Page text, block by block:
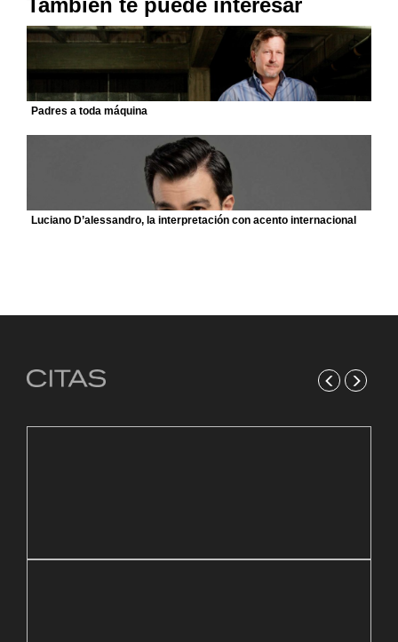
También te puede interesar
Padres a toda máquina
Luciano D’alessandro, la interpretación con acento internacional